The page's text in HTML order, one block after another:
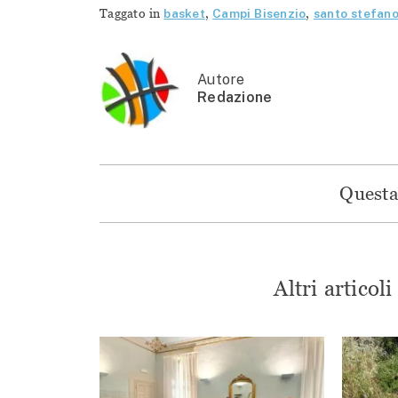
Taggato in basket, Campi Bisenzio, santo stefano
Autore
Redazione
Altri articoli